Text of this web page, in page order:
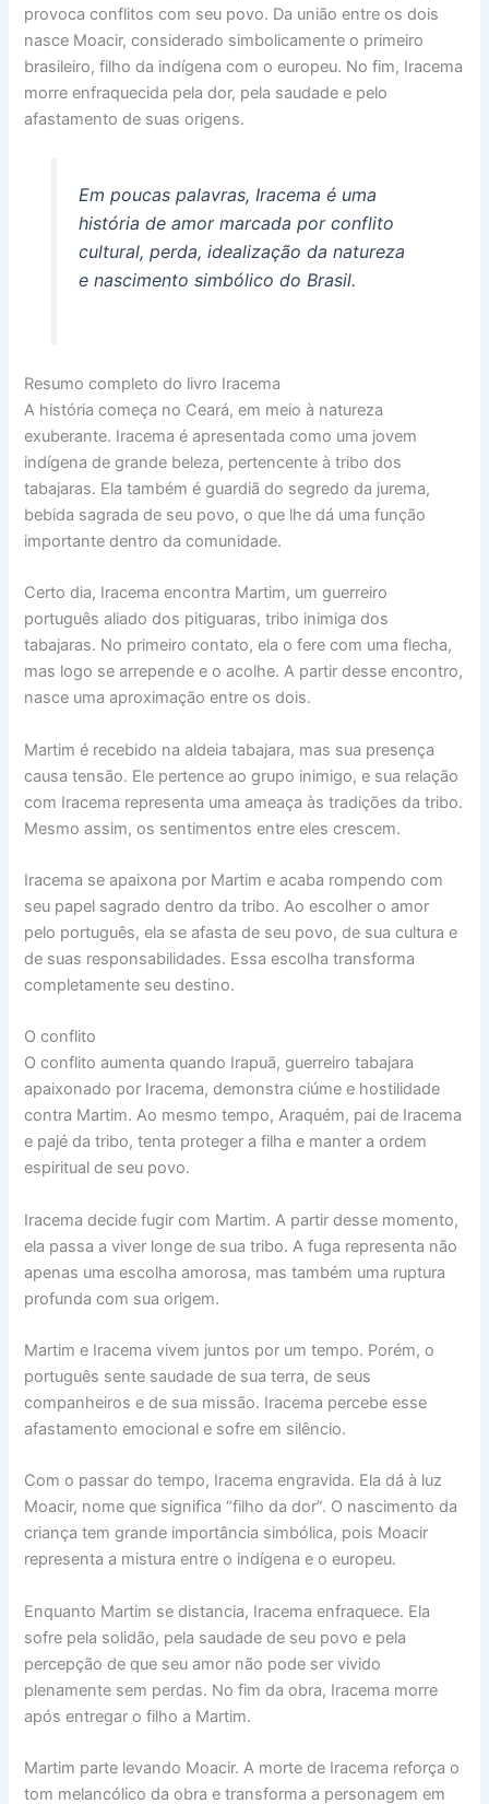
provoca conflitos com seu povo. Da união entre os dois
nasce Moacir, considerado simbolicamente o primeiro
brasileiro, filho da indígena com o europeu. No fim, Iracema
morre enfraquecida pela dor, pela saudade e pelo
afastamento de suas origens.
Em poucas palavras, Iracema é uma
história de amor marcada por conflito
cultural, perda, idealização da natureza
e nascimento simbólico do Brasil.
Resumo completo do livro Iracema
A história começa no Ceará, em meio à natureza
exuberante. Iracema é apresentada como uma jovem
indígena de grande beleza, pertencente à tribo dos
tabajaras. Ela também é guardiã do segredo da jurema,
bebida sagrada de seu povo, o que lhe dá uma função
importante dentro da comunidade.
Certo dia, Iracema encontra Martim, um guerreiro
português aliado dos pitiguaras, tribo inimiga dos
tabajaras. No primeiro contato, ela o fere com uma flecha,
mas logo se arrepende e o acolhe. A partir desse encontro,
nasce uma aproximação entre os dois.
Martim é recebido na aldeia tabajara, mas sua presença
causa tensão. Ele pertence ao grupo inimigo, e sua relação
com Iracema representa uma ameaça às tradições da tribo.
Mesmo assim, os sentimentos entre eles crescem.
Iracema se apaixona por Martim e acaba rompendo com
seu papel sagrado dentro da tribo. Ao escolher o amor
pelo português, ela se afasta de seu povo, de sua cultura e
de suas responsabilidades. Essa escolha transforma
completamente seu destino.
O conflito
O conflito aumenta quando Irapuã, guerreiro tabajara
apaixonado por Iracema, demonstra ciúme e hostilidade
contra Martim. Ao mesmo tempo, Araquém, pai de Iracema
e pajé da tribo, tenta proteger a filha e manter a ordem
espiritual de seu povo.
Iracema decide fugir com Martim. A partir desse momento,
ela passa a viver longe de sua tribo. A fuga representa não
apenas uma escolha amorosa, mas também uma ruptura
profunda com sua origem.
Martim e Iracema vivem juntos por um tempo. Porém, o
português sente saudade de sua terra, de seus
companheiros e de sua missão. Iracema percebe esse
afastamento emocional e sofre em silêncio.
Com o passar do tempo, Iracema engravida. Ela dá à luz
Moacir, nome que significa “filho da dor”. O nascimento da
criança tem grande importância simbólica, pois Moacir
representa a mistura entre o indígena e o europeu.
Enquanto Martim se distancia, Iracema enfraquece. Ela
sofre pela solidão, pela saudade de seu povo e pela
percepção de que seu amor não pode ser vivido
plenamente sem perdas. No fim da obra, Iracema morre
após entregar o filho a Martim.
Martim parte levando Moacir. A morte de Iracema reforça o
tom melancólico da obra e transforma a personagem em